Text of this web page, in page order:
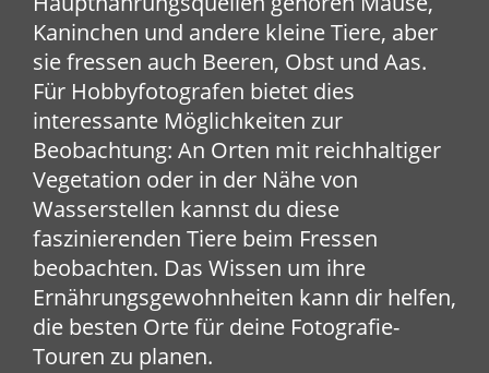
Kaninchen und andere kleine Tiere, aber
sie fressen auch Beeren, Obst und Aas.
Für Hobbyfotografen bietet dies
interessante Möglichkeiten zur
Beobachtung: An Orten mit reichhaltiger
Vegetation oder in der Nähe von
Wasserstellen kannst du diese
faszinierenden Tiere beim Fressen
beobachten. Das Wissen um ihre
Ernährungsgewohnheiten kann dir helfen,
die besten Orte für deine Fotografie-
Touren zu planen.